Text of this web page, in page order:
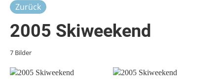
Zurück
2005 Skiweekend
7 Bilder